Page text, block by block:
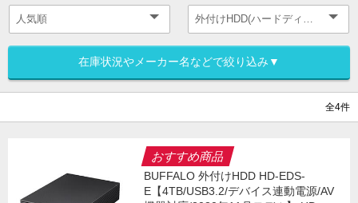
在庫状況やメーカー名などで絞り込み▼
全4件
おすすめ商品
BUFFALO 外付けHDD HD-EDS-
E【4TB/USB3.2/デバイス連動電源/AV